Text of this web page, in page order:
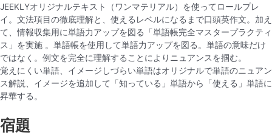
JEEKLYオリジナルテキスト（ワンマテリアル）を使ってロールプレ
イ。文法項目の徹底理解と、使えるレベルになるまで口頭英作文。加え
て、情報収集用に単語力アップを図る「単語帳完全マスタープラクティ
ス」を実施 。単語帳を使用して単語力アップを図る。単語の意味だけ
ではなく。例文を完全に理解することによりニュアンスを掴む。
覚えにくい単語、イメージしづらい単語はオリジナルで単語のニュアン
ス解説、イメージを追加して「知っている」単語から「使える」単語に
昇華する。
宿題